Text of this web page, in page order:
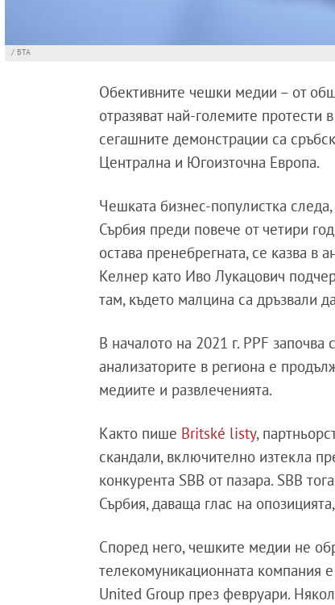
/ БТА
Обективните чешки медии – от
отразяват най-големите
сегашните демонстрации са
Централна и Югоизточна Европа.
Чешката бизнес-популистка
Сърбия преди повече от четири
остава пренебрегната, се казва в
Келнер като Иво Лукацович
там, където малцина са дръзвали
В началото на 2021 г. PPF
анализаторите в региона е
медиите и развлеченията.
Както пише Britské listy,
скандали, включително изтекла
конкурента SBB от пазара. SBB
Сърбия, даваща глас на
Според него, чешките медии не
телекомуникационната компания
United Group през февруари.